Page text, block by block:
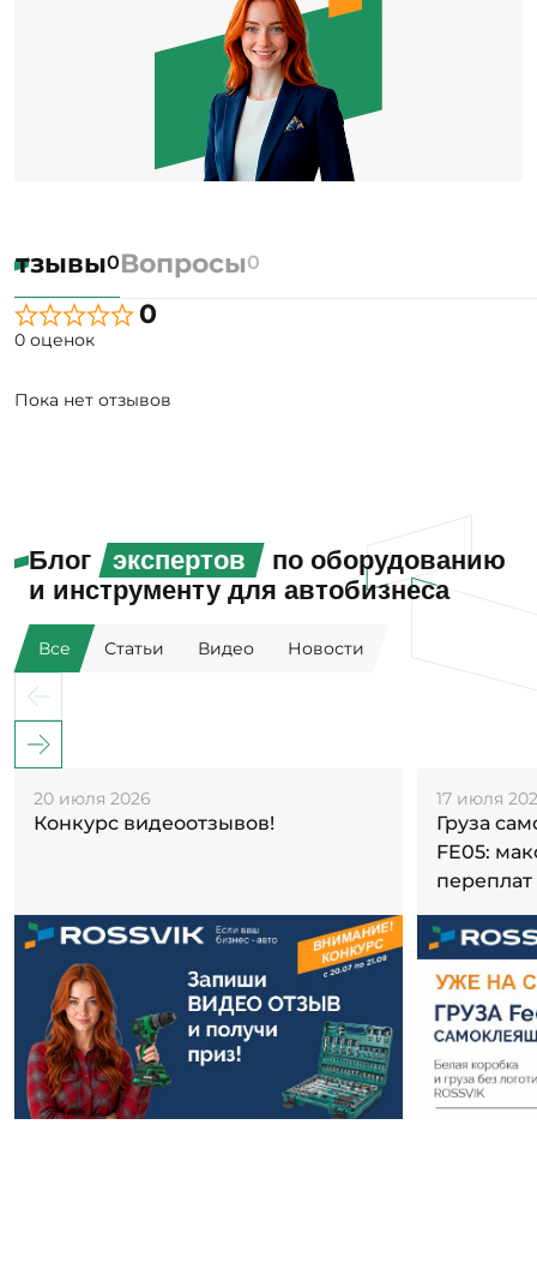
0Вопросы0
0
0 оценок
Пока нет отзывов
Блог экспертов
по оборудованию
и инструменту для автобизнеса
Все Статьи Видео Новости
20 июля 2026
Конкурс видеоотзывов!
17 июля
Груза
FE05:
переплат